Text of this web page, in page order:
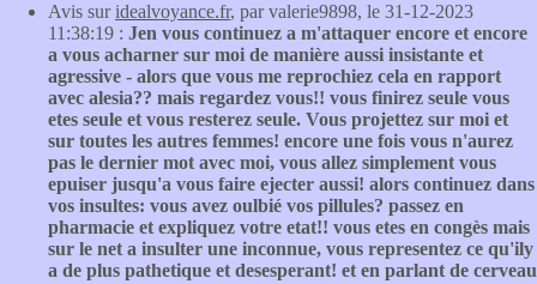
Avis suridealvoyance.fr, par valerie9898, le 31-12-2023
11:38:19 : Jen vous continuez a m'attaquer encore et encore
a vous acharner sur moi de manière aussi insistante et
agressive - alors que vous me reprochiez cela en rapport
avec alesia?? mais regardez vous!! vous finirez seule vous
etes seule et vous resterez seule. Vous projettez sur moi et
sur toutes les autres femmes! encore une fois vous n'aurez
pas le dernier mot avec moi, vous allez simplement vous
epuiser jusqu'a vous faire ejecter aussi! alors continuez dans
vos insultes: vous avez oulbié vos pillules? passez en
pharmacie et expliquez votre etat!! vous etes en congès mais
sur le net a insulter une inconnue, vous representez ce qu'ily
a de plus pathetique et desesperant! et en parlant de cerveau